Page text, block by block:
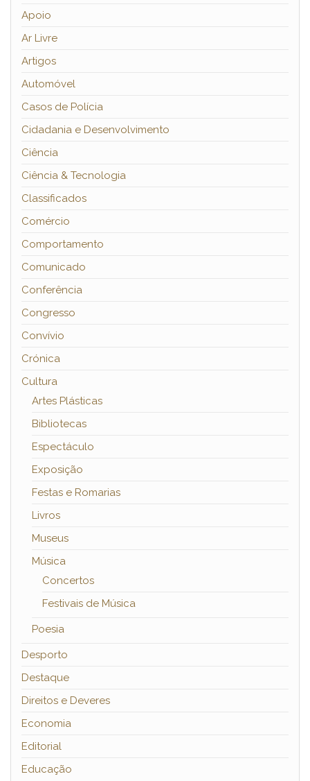
Apoio
Ar Livre
Artigos
Automóvel
Casos de Polícia
Cidadania e Desenvolvimento
Ciência
Ciência & Tecnologia
Classificados
Comércio
Comportamento
Comunicado
Conferência
Congresso
Convívio
Crónica
Cultura
Artes Plásticas
Bibliotecas
Espectáculo
Exposição
Festas e Romarias
Livros
Museus
Música
Concertos
Festivais de Música
Poesia
Desporto
Destaque
Direitos e Deveres
Economia
Editorial
Educação